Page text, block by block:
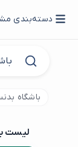
دسته‌بندی
باشگاه
لیست